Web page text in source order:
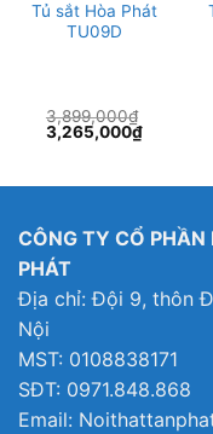
Tủ sắt Hòa Phát
TU09D
3,899,000₫
Giá
gốc
3,265,000₫Giá
hiện
CÔNG TY CỔ PHẦN
PHÁT
Địa chỉ: Đội 9, thôn
Nội
MST: 0108838171
SĐT: 0971.848.868
Email: